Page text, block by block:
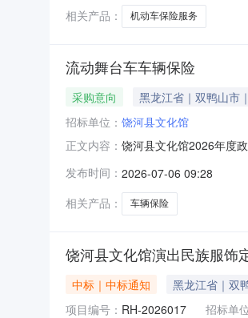
相关产品：
机动车保险服务
流动舞台车车辆保险
采购意向 黑龙江省｜双鸭山市
招标单位： 饶河县文化馆
正文内容： 饶河县文化馆2026年度
车交强险、商业险。需
采购公
发布时间： 2026-07-06 09:28
相关产品：
车辆保险
饶河县文化馆演出民族服饰
中标｜中标通知 黑龙江省｜双
项目编号： RH-2026017 招标单